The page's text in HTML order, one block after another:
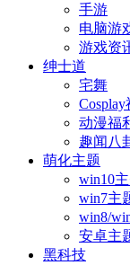
手游
电脑游
游戏资
绅士道
宅舞
Cosplay
动漫福
趣闻八
萌化主题
win10
win7主
win8/
安卓主
黑科技